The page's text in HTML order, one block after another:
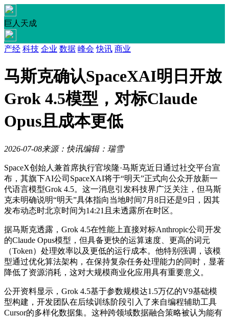
巨人天成
产经 科技 企业 数据 峰会 快讯 商业
马斯克确认SpaceXAI明日开放
Grok 4.5模型，对标Claude
Opus且成本更低
2026-07-08来源：快讯编辑：瑞雪
SpaceX创始人兼首席执行官埃隆·马斯克近日通过社交平台宣
布，其旗下AI公司SpaceXAI将于“明天”正式向公众开放新一
代语言模型Grok 4.5。这一消息引发科技界广泛关注，但马斯
克未明确说明“明天”具体指向当地时间7月8日还是9日，因其
发布动态时北京时间为14:21且未透露所在时区。
据马斯克透露，Grok 4.5在性能上直接对标Anthropic公司开发
的Claude Opus模型，但具备更快的运算速度、更高的词元
（Token）处理效率以及更低的运行成本。他特别强调，该模
型通过优化算法架构，在保持复杂任务处理能力的同时，显著
降低了资源消耗，这对大规模商业化应用具有重要意义。
公开资料显示，Grok 4.5基于参数规模达1.5万亿的V9基础模
型构建，开发团队在后续训练阶段引入了来自编程辅助工具
Cursor的多样化数据集。这种跨领域数据融合策略被认为能有